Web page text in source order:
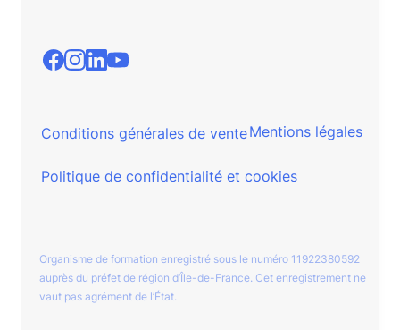
Conditions générales de venteMentions légales
Politique de confidentialité et cookies
Organisme de formation enregistré sous le numéro 11922380592
auprès du préfet de région d’Île-de-France. Cet enregistrement ne
vaut pas agrément de l’État.